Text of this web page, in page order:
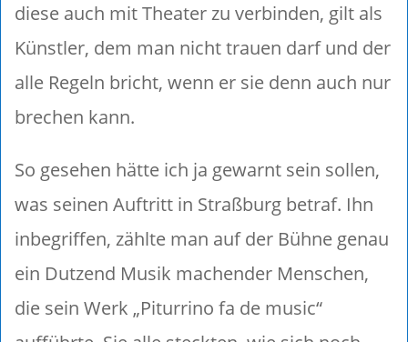
diese auch mit Theater zu verbinden, gilt als
Künstler, dem man nicht trauen darf und der
alle Regeln bricht, wenn er sie denn auch nur
brechen kann.
So gesehen hätte ich ja gewarnt sein sollen,
was seinen Auftritt in Straßburg betraf. Ihn
inbegriffen, zählte man auf der Bühne genau
ein Dutzend Musik machender Menschen,
die sein Werk „Piturrino fa de music“